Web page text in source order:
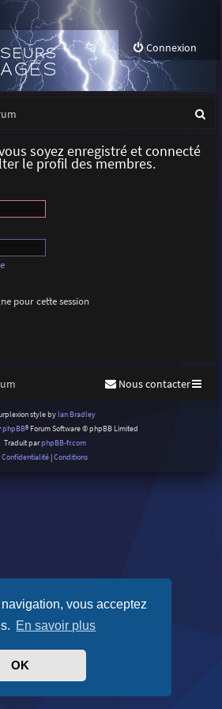
vous acceptez
En savoir plus
OK
Connexion
soyez enregistré et connecté
le profil des membres.
pour cette session
Nous contacter
style by Ian Bradley
phpBB® Forum Software © phpBB Limited
Traduit parphpBB-fr.com
Confidentialité |Conditions